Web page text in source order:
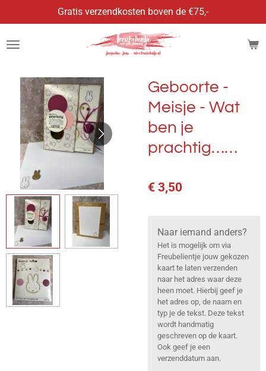
direct
naar
Gratis verzendkosten boven de €75,-
Geboorte -
Meisje - Wat
ben je
prachtig……
€ 3,50
Naar iemand anders?
Het is mogelijk om via
Freubelientje jouw gekozen
kaart te laten verzenden
naar het adres waar deze
heen moet. Hierbij geef je
het adres op, de naam en
typ je de tekst. Deze tekst
wordt handmatig
geschreven op de kaart.
Ook geef je een
verzenddatum aan.